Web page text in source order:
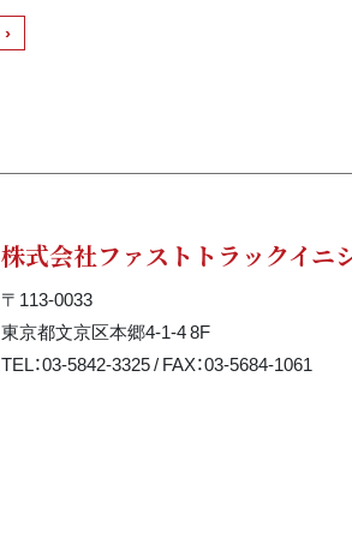
›
株式会社ファストトラックイニ
〒113-0033
東京都文京区本郷4-1-4 8F
TEL：03-5842-3325 / FAX：03-5684-1061